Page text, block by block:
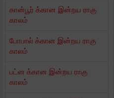
கான்பூர் க்கான இன்றய ராகு
காலம்
போபால் க்கான இன்றய ராகு
காலம்
பட்ன க்கான இன்றய ராகு
காலம்